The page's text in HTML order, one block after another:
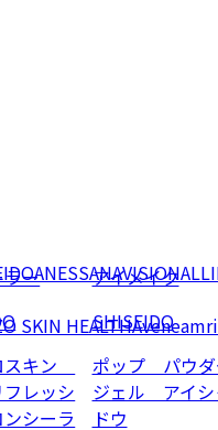
ー
スキン
レッシ
シーラ
アイメイク
SHISEIDO
ポップ パウダ
ジェル アイシ
ドウ
ANESSANAVISION
SKIN HEALTHAvene